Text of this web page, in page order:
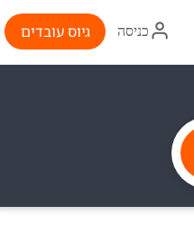
איקון
התחברות
כניסה גיוס עובדים